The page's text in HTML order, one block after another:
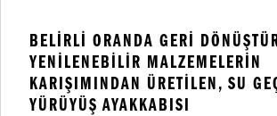
BELIRLI ORANDA GERI
YENILENEBILIR MALZEMELERIN
KARIŞIMINDAN ÜRETILEN, SU
YÜRÜYÜŞ AYAKKABISI